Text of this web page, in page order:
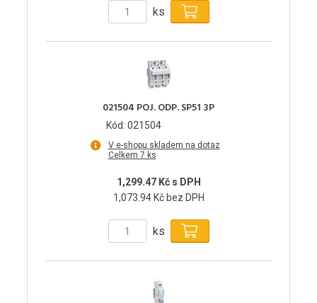
ks
021504 POJ. ODP. SP51 3P
Kód: 021504
V e-shopu skladem na dotaz
Celkem 7 ks
1,299.47 Kč s DPH
1,073.94 Kč bez DPH
ks